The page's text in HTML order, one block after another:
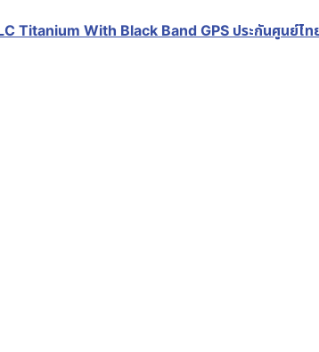
Titanium With Black Band GPS ประกันศูนย์ไท